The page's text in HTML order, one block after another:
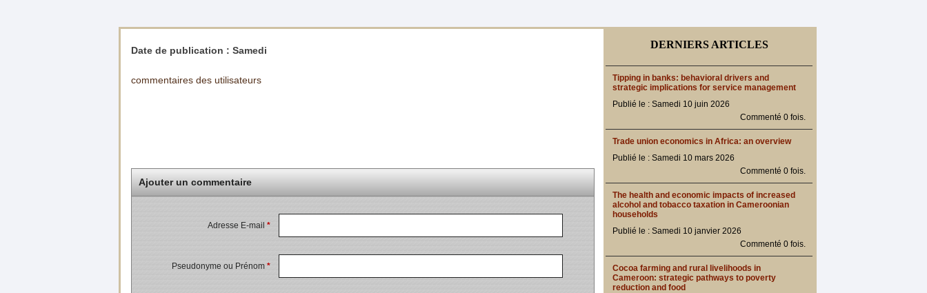
Date de publication : Samedi
commentaires des utilisateurs
Ajouter un commentaire
Adresse E-mail *
Pseudonyme ou Prénom *
DERNIERS ARTICLES
Tipping in banks: behavioral drivers and
strategic implications for service management
Publié le : Samedi 10 juin 2026
Commenté 0 fois.
Trade union economics in Africa: an overview
Publié le : Samedi 10 mars 2026
Commenté 0 fois.
The health and economic impacts of increased
alcohol and tobacco taxation in Cameroonian
households
Publié le : Samedi 10 janvier 2026
Commenté 0 fois.
Cocoa farming and rural livelihoods in
Cameroon: strategic pathways to poverty
reduction and food